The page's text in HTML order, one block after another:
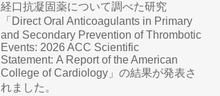
経口抗凝固薬について調べた研究
「Direct Oral Anticoagulants in Primary
and Secondary Prevention of Thrombotic
Events: 2026 ACC Scientific
Statement: A Report of the American
College of Cardiology」の結果が発表さ
れました。